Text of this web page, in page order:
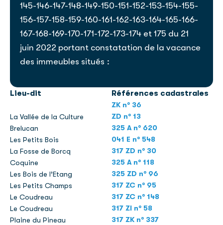
145-146-147-148-149-150-151-152-153-154-155-
156-157-158-159-160-161-162-163-164-165-166-
167-168-169-170-171-172-173-174 et 175 du 21
juin 2022 portant constatation de la vacance
des immeubles situés :
Lieu-dit
La Vallée de la Culture
Brelucan
Les Petits Bois
La Fosse de Borcq
Coquine
Les Bois de l’Etang
Les Petits Champs
Le Coudreau
Le Coudreau
Plaine du Pineau
Références cadastrales
ZK n° 36
ZD n° 13
325 A n° 620
041 E n° 548
317 ZD n° 30
325 A n° 118
325 ZD n° 96
317 ZC n° 95
317 ZC n° 148
317 ZI n° 58
317 ZK n° 337